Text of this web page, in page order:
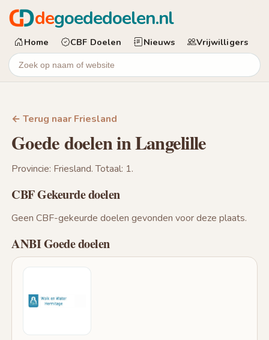
degoededoelen.nl
Home CBF Doelen Nieuws Vrijwilligers
← Terug naar Friesland
Goede doelen in Langelille
Provincie: Friesland. Totaal: 1.
CBF Gekeurde doelen
Geen CBF-gekeurde doelen gevonden voor deze plaats.
ANBI Goede doelen